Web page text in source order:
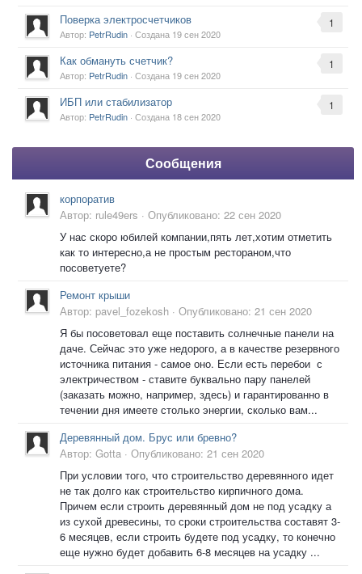
1
Поверка электросчетчиков
Автор: PetrRudin · Создана 19 сен 2020
1
Как обмануть счетчик?
Автор: PetrRudin · Создана 19 сен 2020
1
ИБП или стабилизатор
Автор: PetrRudin · Создана 18 сен 2020
Сообщения
корпоратив
Автор: rule49ers · Опубликовано: 22 сен 2020
У нас скоро юбилей компании,пять лет,хотим отметить
как то интересно,а не простым рестораном,что
посоветуете?
Ремонт крыши
Автор: pavel_fozekosh · Опубликовано: 21 сен 2020
Я бы посоветовал еще поставить солнечные панели на
даче. Сейчас это уже недорого, а в качестве резервного
источника питания - самое оно. Если есть перебои с
электричеством - ставите буквально пару панелей
(заказать можно, например, здесь) и гарантированно в
течении дня имеете столько энергии, сколько вам...
Деревянный дом. Брус или бревно?
Автор: Gotta · Опубликовано: 21 сен 2020
При условии того, что строительство деревянного идет
не так долго как строительство кирпичного дома.
Причем если строить деревянный дом не под усадку а
из сухой древесины, то сроки строительства составят 3-
6 месяцев, если строить будете под усадку, то конечно
еще нужно будет добавить 6-8 месяцев на усадку ...